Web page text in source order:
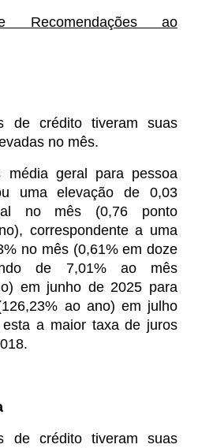
Recomendações ao
de crédito tiveram suas
no mês.
geral para pessoa
uma elevação de 0,03
no mês (0,76 ponto
correspondente a uma
no mês (0,61% em doze
de 7,01% ao mês
em junho de 2025 para
ao ano) em julho
a maior taxa de juros
de crédito tiveram suas